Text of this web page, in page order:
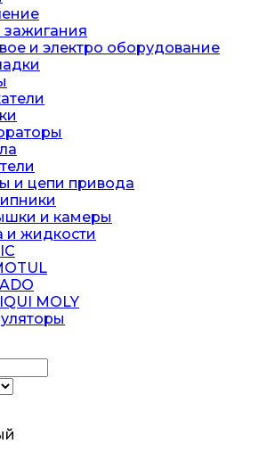
зажигания
и электро оборудование
и цепи привода
и камеры
и жидкости
MOLY